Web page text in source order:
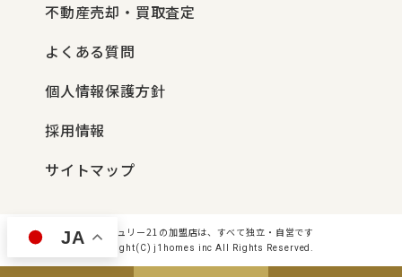
不動産売却・買取査定
よくある質問
個人情報保護方針
採用情報
サイトマップ
センチュリー21の加盟店は、すべて独立・自営です
Copyright(C) j1homes inc All Rights Reserved.
JA